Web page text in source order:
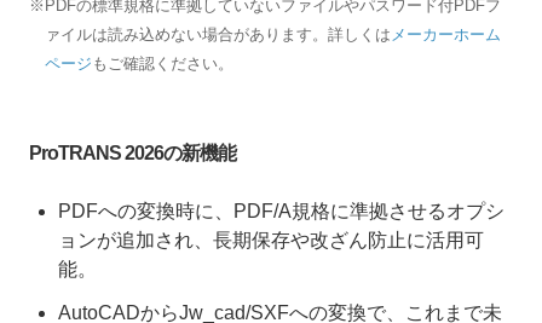
※PDFの標準規格に準拠していないファイルやパスワード付PDFフ
ァイルは読み込めない場合があります。詳しくは メーカーホーム
ページ もご確認ください。
ProTRANS 2026の新機能
PDFへの変換時に、PDF/A規格に準拠させるオプシ
ョンが追加され、長期保存や改ざん防止に活用可
能。
AutoCADからJw_cad/SXFへの変換で、これまで未